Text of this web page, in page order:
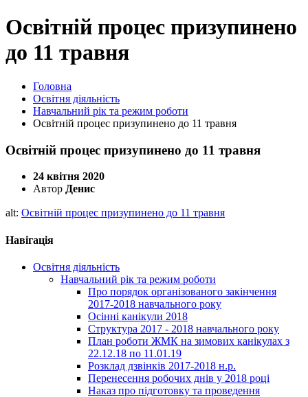
Освітній процес призупинено
до 11 травня
Головна
Освітня діяльність
Навчальний рік та режим роботи
Освітній процес призупинено до 11 травня
Освітній процес призупинено до 11 травня
24 квітня 2020
Автор Денис
alt: Освітній процес призупинено до 11 травня
Навігація
Освітня діяльність
Навчальний рік та режим роботи
Про порядок організованого закінчення
2017-2018 навчального року
Осінні канікули 2018
Структура 2017 - 2018 навчального року
План роботи ЖМК на зимових канікулах з
22.12.18 по 11.01.19
Розклад дзвінків 2017-2018 н.р.
Перенесення робочих днів у 2018 році
Наказ про підготовку та проведення